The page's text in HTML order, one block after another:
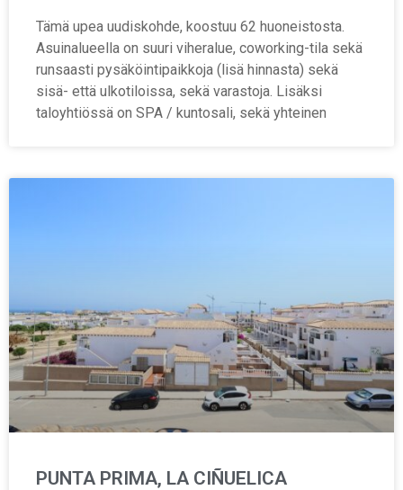
Tämä upea uudiskohde, koostuu 62 huoneistosta.
Asuinalueella on suuri viheralue, coworking-tila sekä
runsaasti pysäköintipaikkoja (lisä hinnasta) sekä
sisä- että ulkotiloissa, sekä varastoja. Lisäksi
taloyhtiössä on SPA / kuntosali, sekä yhteinen
PUNTA PRIMA, LA CIÑUELICA